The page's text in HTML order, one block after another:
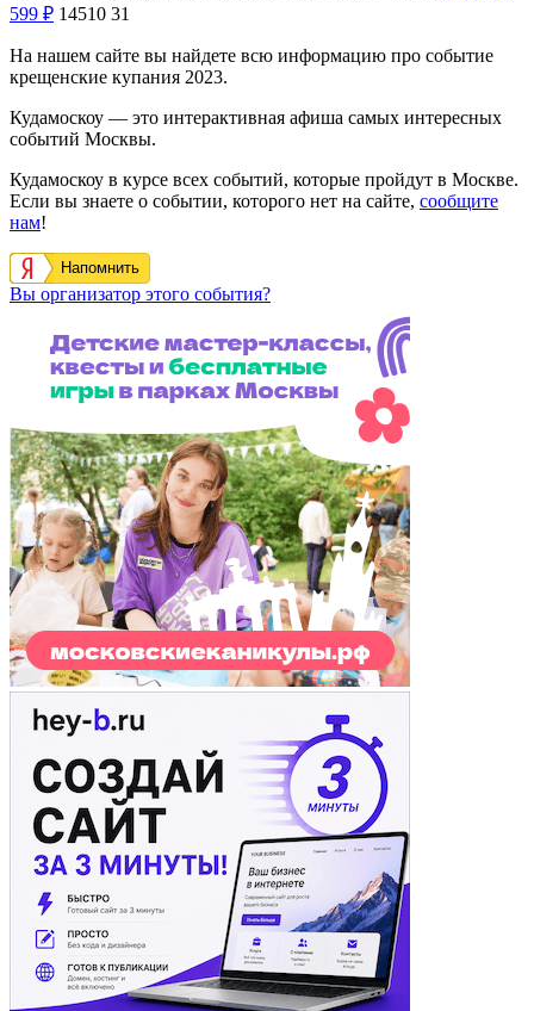
599 ₽ 14510 31
На нашем сайте вы найдете всю информацию про событие
крещенские купания 2023.
Кудамоскоу — это интерактивная афиша самых интересных
событий Москвы.
Кудамоскоу в курсе всех событий, которые пройдут в Москве.
Если вы знаете о событии, которого нет на сайте, сообщите
нам!
Напомнить
Вы организатор этого события?